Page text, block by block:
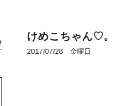
けめこちゃん♡。
2017/07/28 金曜日